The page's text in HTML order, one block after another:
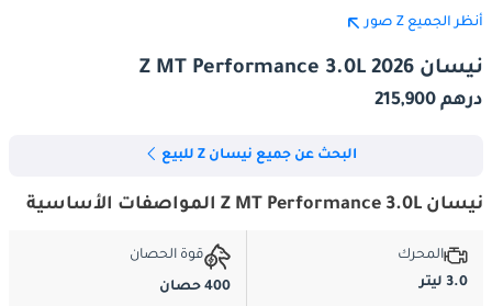
أنظر الجميع Z صور
نيسان Z MT Performance 3.0L 2026
درهم 215,900
البحث عن جميع نيسان Z للبيع
نيسان Z MT Performance 3.0L المواصفات الأساسية
المحرك
3.0 ليتر
قوة الحصان
400 حصان